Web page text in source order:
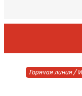
Горячая линия /